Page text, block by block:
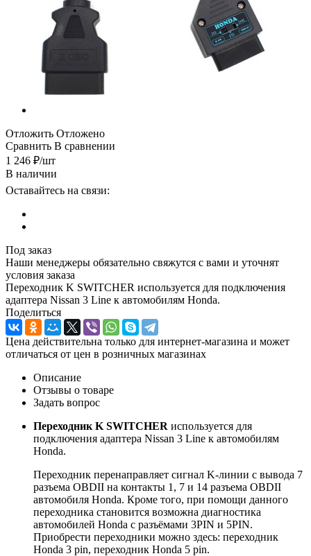
Отложить Отложено
Сравнить В сравнении
1 246 ₽/шт
В наличии
Оставайтесь на связи:
Под заказ
Наши менеджеры обязательно свяжутся с вами и уточнят
условия заказа
Переходник K SWITCHER используется для подключения
адаптера Nissan 3 Line к автомобилям Honda.
Поделиться
Цена действительна только для интернет-магазина и может
отличаться от цен в розничных магазинах
Описание
Отзывы о товаре
Задать вопрос
Переходник K SWITCHER используется для
подключения адаптера Nissan 3 Line к автомобилям
Honda.
Переходник перенаправляет сигнал K-линии с вывода 7
разъема OBDII на контакты 1, 7 и 14 разъема OBDII
автомобиля Honda. Кроме того, при помощи данного
переходника становится возможна диагностика
автомобилей Honda с разъёмами 3PIN и 5PIN.
Приобрести переходники можно здесь: переходник
Honda 3 pin, переходник Honda 5 pin.